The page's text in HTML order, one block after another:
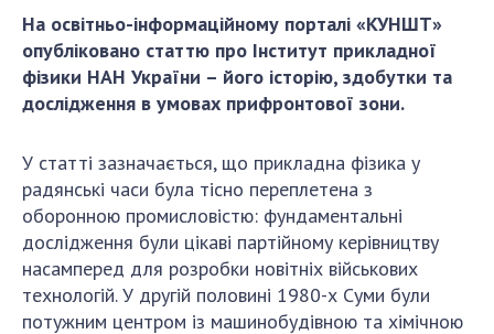
Концепція розвитку Національної академії
наук України
Книга пам'яті
СТРУКТУРА
Президія НАН України
Апарат Президії
Секція фізико-технічних і математичних
наук
На освітньо-інформаційному порталі «КУНШТ»
опубліковано статтю про Інститут прикладної
фізики НАН України – його історію, здобутки та
дослідження в умовах прифронтової зони.
У статті зазначається, що прикладна фізика у
радянські часи була тісно переплетена з
оборонною промисловістю: фундаментальні
дослідження були цікаві партійному керівництву
насамперед для розробки новітніх військових
технологій. У другій половині 1980-х Суми були
потужним центром із машинобудівною та хімічною